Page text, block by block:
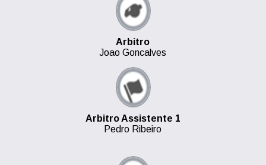
Arbitro
Joao Goncalves
Arbitro Assistente 1
Pedro Ribeiro